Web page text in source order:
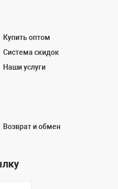
Купить оптом
Система скидок
Наши услуги
Возврат и обмен